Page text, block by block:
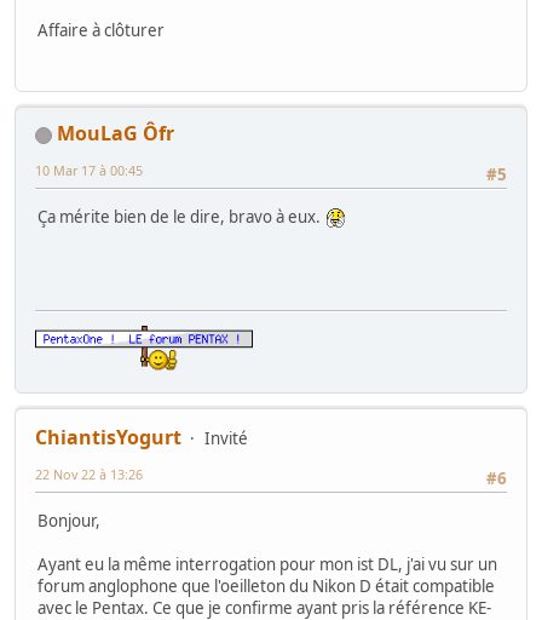
Affaire à clôturer
MouLaG Ôfr
#5
10 Mar 17 à 00:45
Ça mérite bien de le dire, bravo à eux.
ChiantisYogurt
Invité
#6
22 Nov 22 à 13:26
Bonjour,
Ayant eu la même interrogation pour mon ist DL, j'ai vu sur un
forum anglophone que l'oeilleton du Nikon D était compatible
avec le Pentax. Ce que je confirme ayant pris la référence KE-